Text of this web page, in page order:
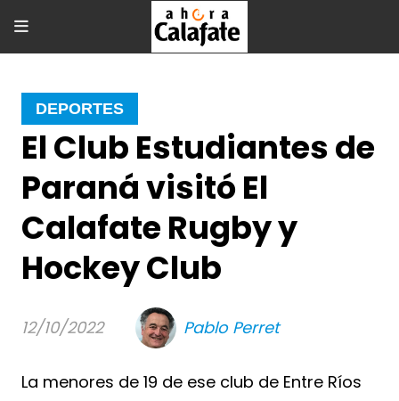
El Club Estudiantes de
Paraná visitó El
Calafate Rugby y
Hockey Club
La menores de 19 de ese club de Entre Ríos
DEPORTES
12/10/2022 Pablo Perret